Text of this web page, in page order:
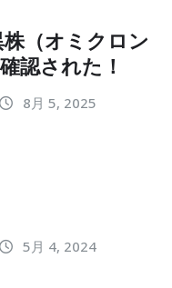
（オミクロン
認された！
8月 5, 2025
5月 4, 2024